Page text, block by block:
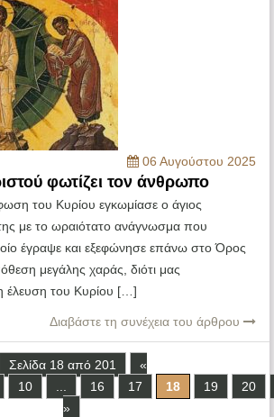
06 Αυγούστου 2025
φωτίζει τον άνθρωπο
του Κυρίου εγκωμίασε ο άγιος
με το ωραιότατο ανάγνωσμα που
έγραψε και εξεφώνησε επάνω στο Όρος
μεγάλης χαράς, διότι μας
έλευση του Κυρίου […]
Διαβάστε τη συνέχεια του άρθρου
Σελίδα 18 από 201
«
10 16 17 18 19
20
»